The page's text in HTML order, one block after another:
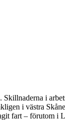
i
i västra
fart – förutom i